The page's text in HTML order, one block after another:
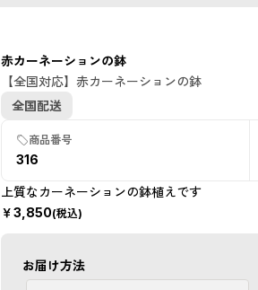
SOLD OUT
数量限定・売
切れ
赤カーネーションの鉢
【全国対応】赤カーネーションの鉢
全国配送
商品番号
316
上質なカーネーションの鉢植えです
￥3,850(税込)
お届け方法